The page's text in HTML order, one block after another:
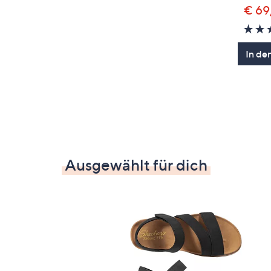
€
In
Ausgewählt für dich